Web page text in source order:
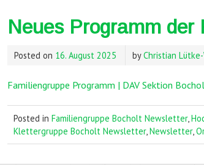
Neues Programm der
Posted on 16. August 2025 byChristian
Familiengruppe Programm | DAV Sektion
Posted in Familiengruppe Bocholt Newsletter,
Klettergruppe Bocholt Newsletter,Newsletter,